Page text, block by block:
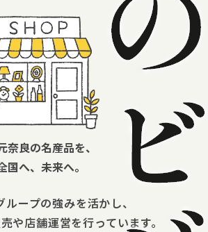
奈良の名産品を、
国へ、未来へ。
ープの強みを活かし、
や店舗運営を行っています。